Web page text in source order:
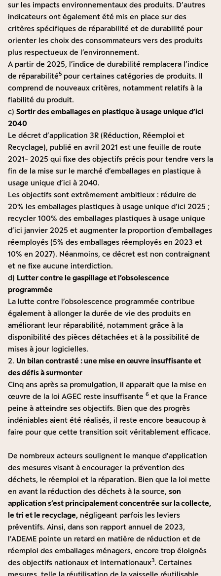
sur les impacts environnementaux des produits. D’autres
indicateurs ont également été mis en place sur des
critères spécifiques de réparabilité et de durabilité pour
orienter les choix des consommateurs vers des produits
plus respectueux de l’environnement.
A partir de 2025, l’indice de durabilité remplacera l’indice
de réparabilité5 pour certaines catégories de produits. Il
comprend de nouveaux critères, notamment relatifs à la
fiabilité du produit.
c) Sortir des emballages en plastique à usage unique d’ici
2040
Le décret d’application 3R (Réduction, Réemploi et
Recyclage), publié en avril 2021 est une feuille de route
2021- 2025 qui fixe des objectifs précis pour tendre vers la
fin de la mise sur le marché d’emballages en plastique à
usage unique d’ici à 2040.
Les objectifs sont extrêmement ambitieux : réduire de
20% les emballages plastiques à usage unique d’ici 2025 ;
recycler 100% des emballages plastiques à usage unique
d’ici janvier 2025 et augmenter la proportion d’emballages
réemployés (5% des emballages réemployés en 2023 et
10% en 2027). Néanmoins, ce décret est non contraignant
et ne fixe aucune interdiction.
d) Lutter contre le gaspillage et l’obsolescence
programmée
La lutte contre l’obsolescence programmée contribue
également à allonger la durée de vie des produits en
améliorant leur réparabilité, notamment grâce à la
disponibilité des pièces détachées et à la possibilité de
mises à jour logicielles.
2. Un bilan contrasté : une mise en œuvre insuffisante et
des défis à surmonter
Cinq ans après sa promulgation, il apparait que la mise en
œuvre de la loi AGEC reste insuffisante 6 et que la France
peine à atteindre ses objectifs. Bien que des progrès
indéniables aient été réalisés, il reste encore beaucoup à
faire pour que cette transition soit véritablement efficace.
De nombreux acteurs soulignent le manque d’application
des mesures visant à encourager la prévention des
déchets, le réemploi et la réparation. Bien que la loi mette
en avant la réduction des déchets à la source, son
application s’est principalement concentrée sur la collecte,
le tri et le recyclage, négligeant parfois les leviers
préventifs. Ainsi, dans son rapport annuel de 2023,
l’ADEME pointe un retard en matière de réduction et de
réemploi des emballages ménagers, encore trop éloignés
des objectifs nationaux et internationaux3. Certaines